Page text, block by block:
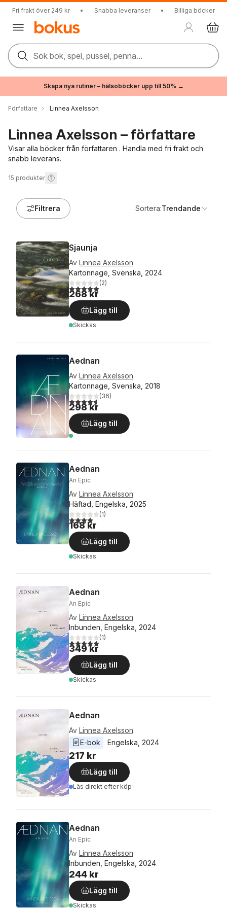
Fri frakt över 249 kr • Snabba leveranser • Billiga böcker
Sök bok, spel, pussel, penna...
Skapa nya rutiner – hälsoböcker upp till 50% →
Författare Linnea Axelsson
Linnea Axelsson – författare
Visar alla böcker från författaren . Handla med fri frakt och
snabb leverans.
15 produkter
Filtrera Sortera:Trendande
Sjaunja
Av Linnea Axelsson
Kartonnage, Svenska, 2024
5,0utav 5 stjärnor. Totalt antal röster:
(2)
268 kr
Lägg till
Skickas
Aednan
Av Linnea Axelsson
Kartonnage, Svenska, 2018
4,6utav 5 stjärnor. Totalt antal röster:
(36)
298 kr
Lägg till
Aednan
An Epic
Av Linnea Axelsson
Häftad, Engelska, 2025
4,0utav 5 stjärnor. Totalt antal röster:
(1)
168 kr
Lägg till
Skickas
Aednan
An Epic
Av Linnea Axelsson
Inbunden, Engelska, 2024
5,0utav 5 stjärnor. Totalt antal röster:
(1)
349 kr
Lägg till
Skickas
Aednan
Av Linnea Axelsson
E-bok
Engelska 2024
217 kr
Lägg till
Läs direkt efter köp
Aednan
An Epic
Av Linnea Axelsson
Inbunden, Engelska, 2024
244 kr
Lägg till
Skickas